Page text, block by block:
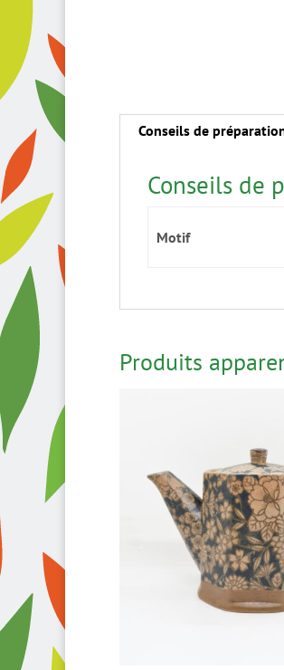
Conseils de
Conseils de
Motif
Produits